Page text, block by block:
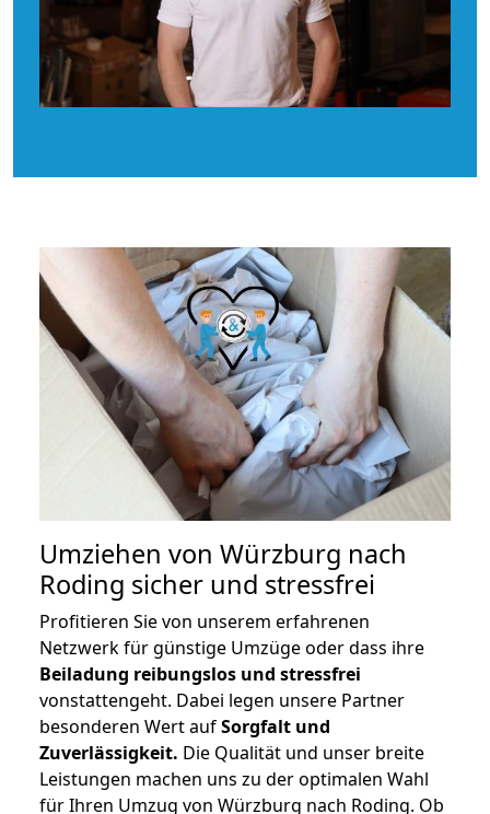
Umziehen von Würzburg nach
Roding sicher und stressfrei
Profitieren Sie von unserem erfahrenen
Netzwerk für günstige Umzüge oder dass ihre
Beiladung reibungslos und stressfrei
vonstattengeht. Dabei legen unsere Partner
besonderen Wert aufSorgfalt und
Zuverlässigkeit. Die Qualität und unser breite
Leistungen machen uns zu der optimalen Wahl
für Ihren Umzug von Würzburg nach Roding. Ob